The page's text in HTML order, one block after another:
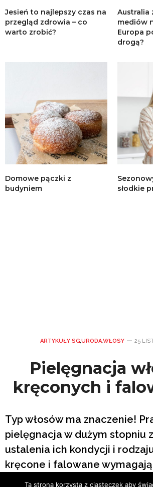
Jesień to najlepszy czas na
przegląd zdrowia – co
warto zrobić?
Australia
mediów
Europa
drogą?
Domowe pączki z
budyniem
słodkie
ARTYKUŁY SG,URODA,WŁOSY 25
Pielęgnacja
kręconych i
Typ włosów ma znaczenie!
pielęgnacja w dużym stopniu
ustalenia ich kondycji i
kręcone i falowane
traktowania oraz
Ta strona korzysta z ciasteczek aby